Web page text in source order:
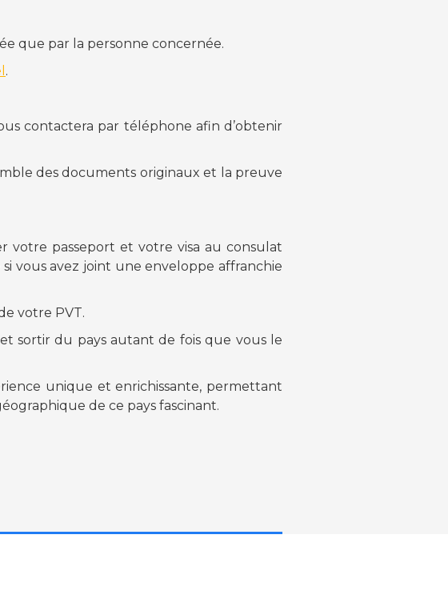
que par la personne concernée.
.
contactera par téléphone afin d’obtenir
des documents originaux et la preuve
votre passeport et votre visa au consulat
vous avez joint une enveloppe affranchie
votre PVT.
sortir du pays autant de fois que vous le
unique et enrichissante, permettant
de ce pays fascinant.